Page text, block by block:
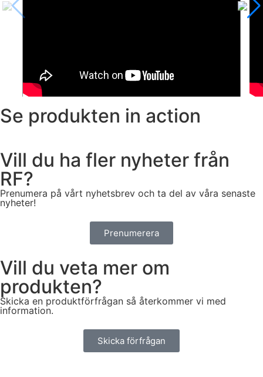
Se produkten in action
Vill du ha fler nyheter från
RF?
Prenumera på vårt nyhetsbrev och ta del av våra senaste
nyheter!
Prenumerera
Vill du veta mer om
produkten?
Skicka en produktförfrågan så återkommer vi med
information.
Skicka förfrågan